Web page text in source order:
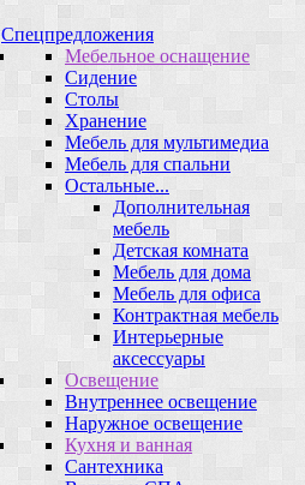
Спецпредложения
Мебельное оснащение
Сидение
Столы
Хранение
Мебель для мультимедиа
Мебель для спальни
Остальные...
Дополнительная
мебель
Детская комната
Мебель для дома
Мебель для офиса
Контрактная мебель
Интерьерные
аксессуары
Освещение
Внутреннее освещение
Наружное освещение
Кухня и ванная
Сантехника